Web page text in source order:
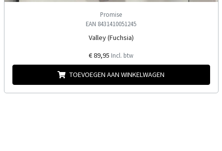
Promise
EAN 8431410051245
Valley (Fuchsia)
€ 89,95 Incl. btw
TOEVOEGEN AAN WINKELWAGEN